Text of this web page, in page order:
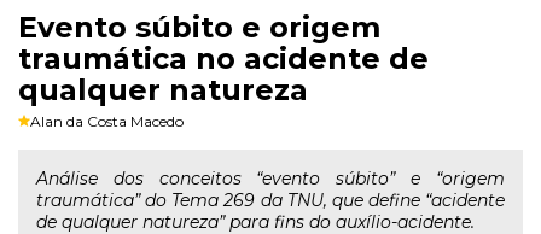
Evento súbito e origem
traumática no acidente de
qualquer natureza
Alan da Costa Macedo
Análise dos conceitos “evento súbito” e “origem
traumática” do Tema 269 da TNU, que define “acidente
de qualquer natureza” para fins do auxílio-acidente.